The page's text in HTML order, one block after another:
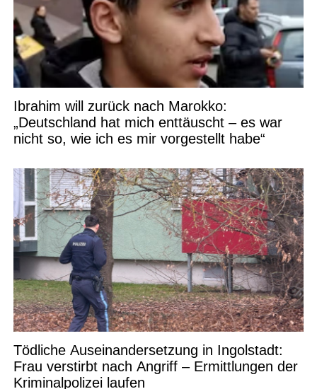
Ibrahim will zurück nach Marokko:
„Deutschland hat mich enttäuscht – es war
nicht so, wie ich es mir vorgestellt habe“
Tödliche Auseinandersetzung in Ingolstadt:
Frau verstirbt nach Angriff – Ermittlungen der
Kriminalpolizei laufen